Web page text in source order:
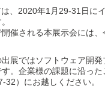
、2020年1月29-31日に
催される本展示会には、
展ではソフトウェア開
。企業様の課題に沿っ
32）にお越しください。